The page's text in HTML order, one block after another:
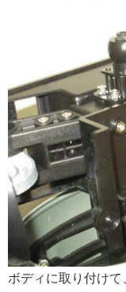
ボディに取り付け